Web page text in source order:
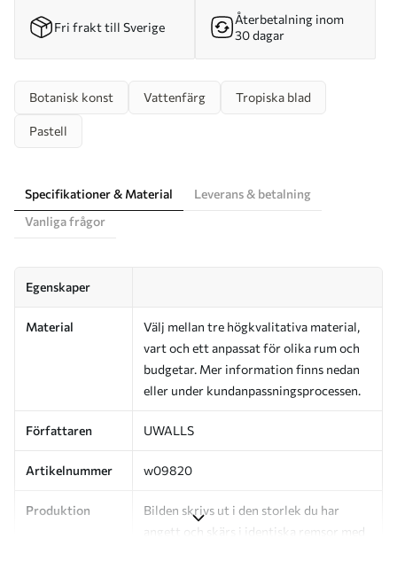
Fri frakt till Sverige
Återbetalning inom
30 dagar
Botanisk konst Vattenfärg Tropiska blad
Pastell
Specifikationer & Material
Leverans & betalning
Vanliga frågor
Egenskaper
Material
Välj mellan tre högkvalitativa material,
vart och ett anpassat för olika rum och
budgetar. Mer information finns nedan
eller under kundanpassningsprocessen.
Författaren UWALLS
Artikelnummer w09820
Produktion
Bilden skrivs ut i den storlek du har
angett och skärs i identiska remsor med